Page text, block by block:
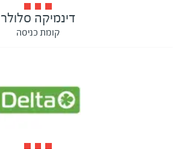
דינמיקה סלולר
קומת כניסה